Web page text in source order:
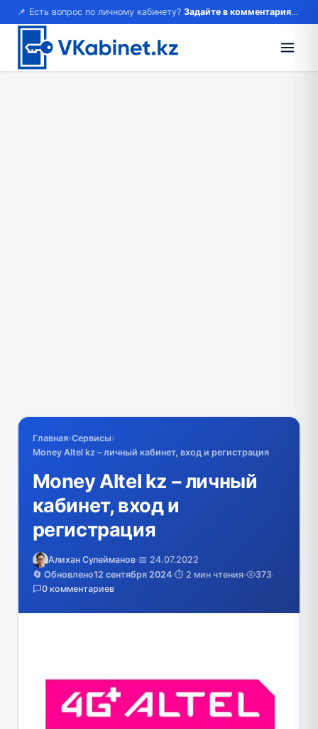
📌 Есть вопрос по личному кабинету? Задайте в комментариях — ответим!
Главная›Сервисы›
Money Altel kz – личный кабинет, вход и регистрация
Money Altel kz – личный
кабинет, вход и
регистрация
Алихан Сулейманов·📅 24.07.2022
🔄 Обновлено12 сентября 2024·⏱️ 2 мин чтения· 373·
0 комментариев